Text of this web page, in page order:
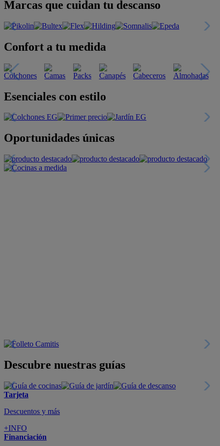
Marcas que cuidan tu descanso
Confort a tu medida
Esenciales con estilo
Oportunidades únicas
Descubre nuestras guías
Tarjeta
Descuentos y más
+INFO
Financiación